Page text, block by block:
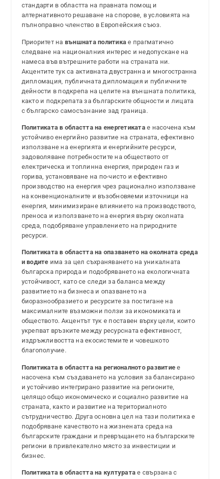
стандарти в областта на правната помощ и
алтернативното решаване на спорове, в условията на
пълноправно членство в Европейския съюз.
Приоритет на външната политика е прагматично
следване на националния интерес и недопускане на
намеса във вътрешните работи на страната ни.
Акцентите тук са активната двустранна и многостранна
дипломация, публичната дипломация и публичните
дейности в подкрепа на целите на външната политика,
както и подкрепата за българските общности и лицата
с българско самосъзнание зад граница.
Политиката в областта на енергетикатае насочена към
устойчиво енергийно развитие на страната, ефективно
използване на енергията и енергийните ресурси,
задоволяване потребностите на обществото от
електрическа и топлинна енергия, природен газ и
горива, установяване на по-чисто и ефективно
производство на енергия чрез рационално използване
на конвенционалните и възобновяеми източници на
енергия, минимизиране влиянието на производството,
преноса и използването на енергия върху околната
среда, подобряване управлението на природните
ресурси.
Политиката в областта на опазването на околната среда
и водите има за цел съхраняването на уникалната
българска природа и подобряването на екологичната
устойчивост, като се следи за баланса между
развитието на бизнеса и опазването на
биоразнообразието и ресурсите за постигане на
максималните възможни ползи за икономиката и
обществото. Акцентът тук е поставен върху цели, които
укрепват връзките между ресурсната ефективност,
издръжливостта на екосистемите и човешкото
благополучие.
Политиката в областта на регионалното развитие е
насочена към създаването на условия за балансирано
и устойчиво интегрирано развитие на регионите,
целящо общо икономическо и социално развитие на
страната, както и развитие на териториалното
сътрудничество. Друга основна цел на тази политика е
подобряване качеството на жизнената среда на
българските граждани и превръщането на българските
региони в привлекателно място за инвестиции и
бизнес.
Политиката в областта на културата е свързана с